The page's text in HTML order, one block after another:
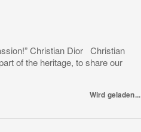
Christian Dior Christian
of the heritage, to share our
Wird geladen...